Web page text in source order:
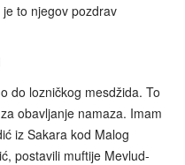
to njegov pozdrav
do lozničkog mesdžida. To
obavljanje namaza. Imam
iz Sakara kod Malog
postavili muftije Mevlud-